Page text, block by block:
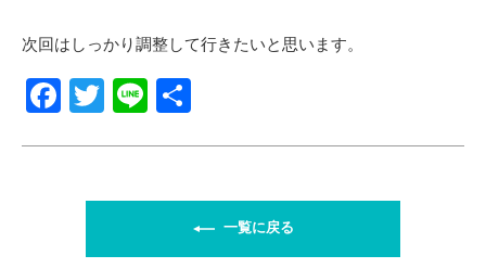
次回はしっかり調整して行きたいと思います。
F
T
er
Li
一覧に戻る